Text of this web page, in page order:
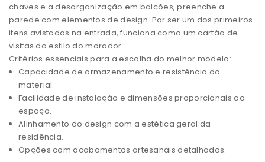
chaves e a desorganização em balcões, preenche a
parede com elementos de design. Por ser um dos primeiros
itens avistados na entrada, funciona como um cartão de
visitas do estilo do morador.
Critérios essenciais para a escolha do melhor modelo:
Capacidade de armazenamento e resistência do
material.
Facilidade de instalação e dimensões proporcionais ao
espaço.
Alinhamento do design com a estética geral da
residência.
Opções com acabamentos artesanais detalhados.